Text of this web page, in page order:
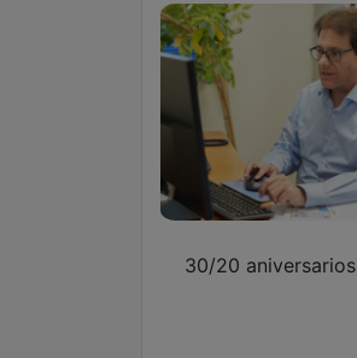
30/20 aniversarios